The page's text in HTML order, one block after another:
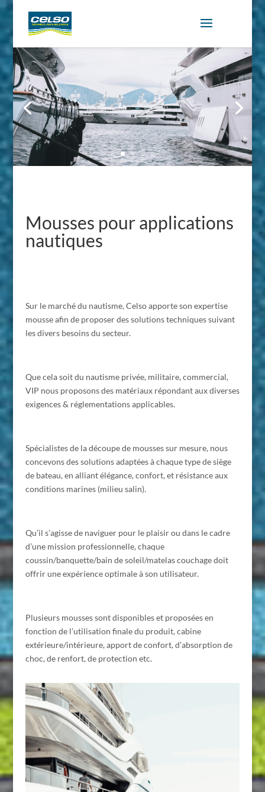
Mousses pour applications
nautiques
Sur le marché du nautisme, Celso apporte son expertise
mousse afin de proposer des solutions techniques suivant
les divers besoins du secteur.
Que cela soit du nautisme privée, militaire, commercial,
VIP nous proposons des matériaux répondant aux diverses
exigences & réglementations applicables.
Spécialistes de la découpe de mousses sur mesure, nous
concevons des solutions adaptées à chaque type de siège
de bateau, en alliant élégance, confort, et résistance aux
conditions marines (milieu salin).
Qu’il s’agisse de naviguer pour le plaisir ou dans le cadre
d’une mission professionnelle, chaque
coussin/banquette/bain de soleil/matelas couchage doit
offrir une expérience optimale à son utilisateur.
Plusieurs mousses sont disponibles et proposées en
fonction de l’utilisation finale du produit, cabine
extérieure/intérieure, apport de confort, d’absorption de
choc, de renfort, de protection etc.